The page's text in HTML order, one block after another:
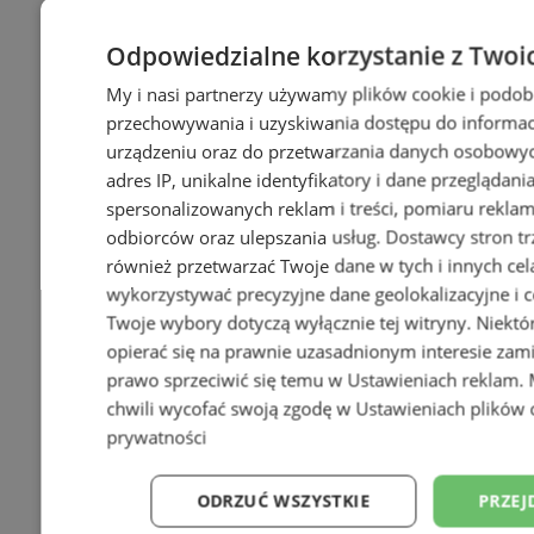
Odpowiedzialne korzystanie z
My i nasi partnerzy używamy plików cookie i
przechowywania i uzyskiwania dostępu do
urządzeniu oraz do przetwarzania danych
adres IP, unikalne identyfikatory i dane
spersonalizowanych reklam i treści, pomiaru
odbiorców oraz ulepszania usług. Dostawcy stron
również przetwarzać Twoje dane w tych i innych
wykorzystywać precyzyjne dane geolokalizacyjne i
Twoje wybory dotyczą wyłącznie tej witryny.
opierać się na prawnie uzasadnionym interesie
prawo sprzeciwić się temu w Ustawieniach reklam.
chwili wycofać swoją zgodę w Ustawieniach plików
prywatności
ODRZUĆ WSZYSTKIE